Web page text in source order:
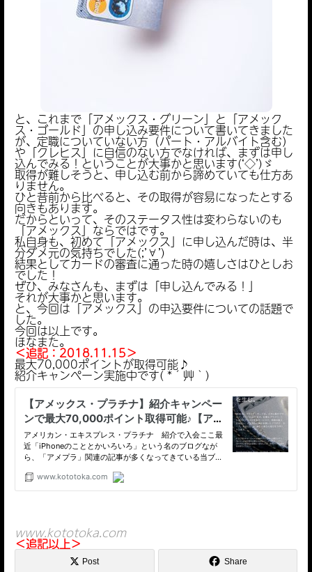
と、これまで「アメックス・グリーン」と「アメック
ス・ゴールド」の申し込み要件について書いてきました
が、定職についていない方（パート・アルバイト含む）
や「クレヒス」に自信のない方でなければ、まずは申し
込んでみる！ということが大事かと思います(‘◇’)ゞ
取得が難しそうと、申し込む前から諦めていても仕方あ
りません。
ひと昔前から比べると、その取得が容易になったとする
向きもあります。
だからといって、そのステータス性は変わらないのも
「アメックス」ならではです。
私自身も、初めて「アメックス」に申し込んだ時は、半
分ダメ元の気持ちでした(;’∀’)
結果としてカードの審査に通った時の嬉しさはひとしお
でした！
ぜひ、みなさんも、まずは「申し込んでみる！」
それが大事かと思います。
と、今回は「アメックス」の申込要件についての話題で
した。
今回は以上です。
ほなまた。
＜追記：2018.11.15＞
最大70,000ポイントが取得可能♪
紹介キャンペーン実施中です( *´艸｀)
www.kototoka.com
＜追記以上＞
Post Share
アメックス 取得 年齢
年齢以外の面
申し込んでみる！